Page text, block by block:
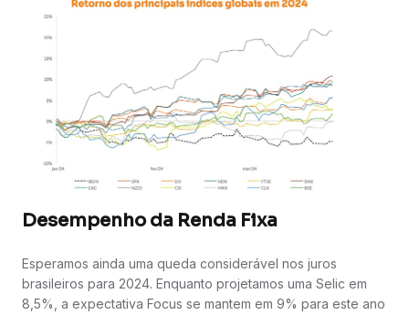
Desempenho da Renda Fixa
Esperamos ainda uma queda considerável nos juros
brasileiros para 2024. Enquanto projetamos uma Selic em
8,5%, a expectativa Focus se mantem em 9% para este ano